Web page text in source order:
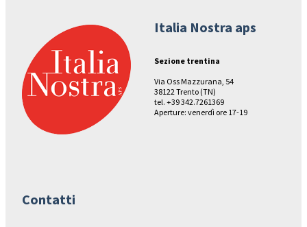
Italia Nostra aps
Sezione trentina
Via Oss Mazzurana, 54
38122 Trento (TN)
tel. +39 342.7261369
Aperture: venerdì ore 17-19
Contatti